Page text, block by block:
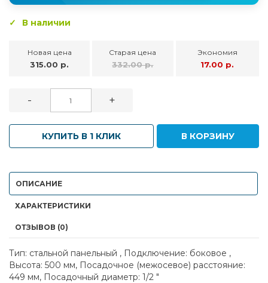
В наличии
Новая цена
315.00 р.
Старая цена
332.00 р.
Экономия
17.00 р.
- +
КУПИТЬ В 1 КЛИК В КОРЗИНУ
ОПИСАНИЕ
ХАРАКТЕРИСТИКИ
ОТЗЫВОВ (0)
Тип: стальной панельный , Подключение: боковое ,
Высота: 500 мм, Посадочное (межосевое) расстояние:
449 мм, Посадочный диаметр: 1/2 "